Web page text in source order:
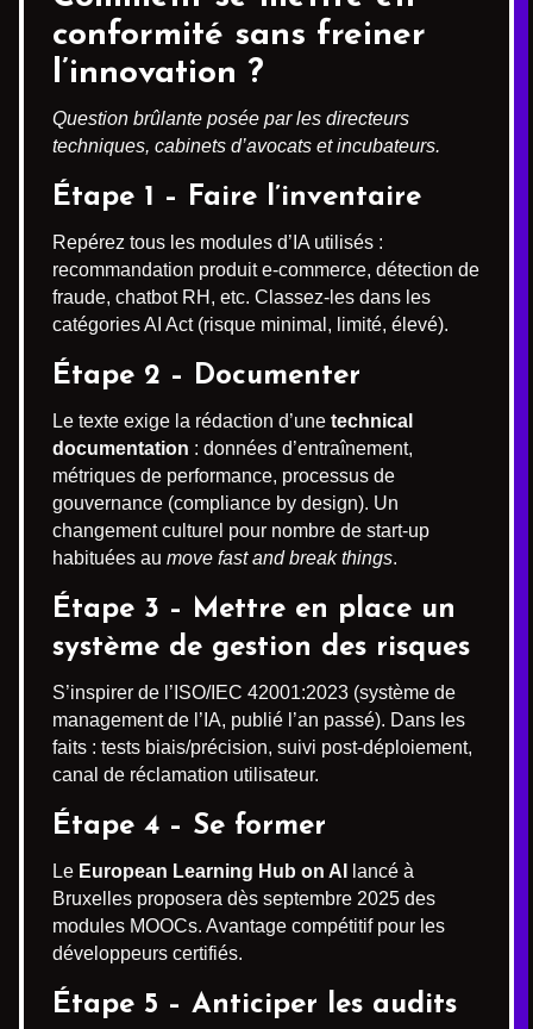
conformité sans freiner
l’innovation ?
Question brûlante posée par les directeurs
techniques, cabinets d’avocats et incubateurs.
Étape 1 – Faire l’inventaire
Repérez tous les modules d’IA utilisés :
recommandation produit e-commerce, détection de
fraude, chatbot RH, etc. Classez-les dans les
catégories AI Act (risque minimal, limité, élevé).
Étape 2 – Documenter
Le texte exige la rédaction d’une technical
documentation : données d’entraînement,
métriques de performance, processus de
gouvernance (compliance by design). Un
changement culturel pour nombre de start-up
habituées au move fast and break things.
Étape 3 – Mettre en place un
système de gestion des risques
S’inspirer de l’ISO/IEC 42001:2023 (système de
management de l’IA, publié l’an passé). Dans les
faits : tests biais/précision, suivi post-déploiement,
canal de réclamation utilisateur.
Étape 4 – Se former
Le European Learning Hub on AI
lancé à
Bruxelles proposera dès septembre 2025 des
modules MOOCs. Avantage compétitif pour les
développeurs certifiés.
Étape 5 – Anticiper les audits